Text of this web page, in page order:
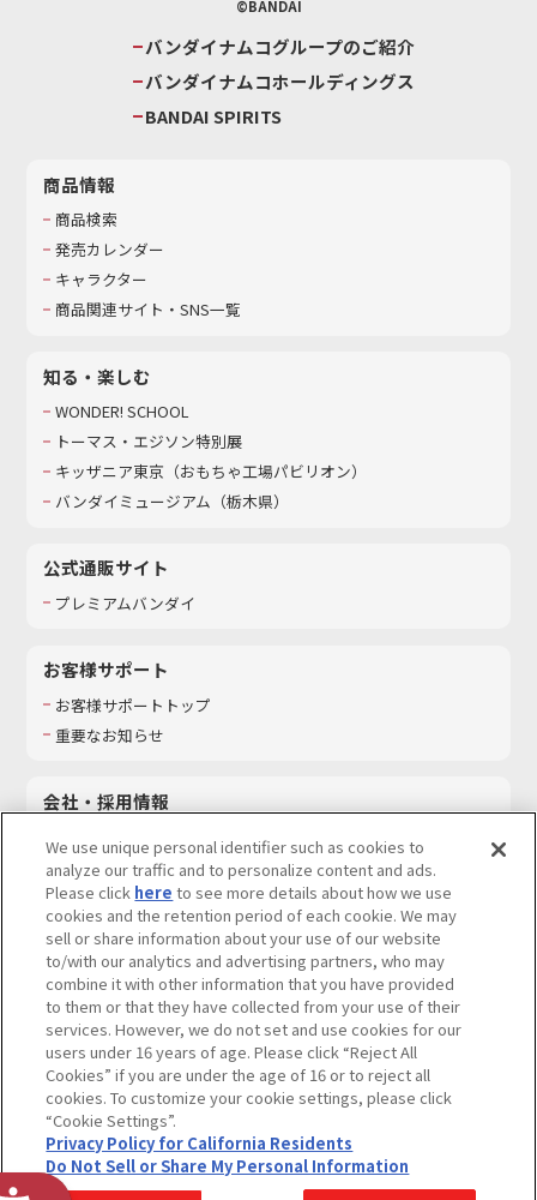
©BANDAI
バンダイナムコグループのご紹介
バンダイナムコホールディングス
BANDAI SPIRITS
商品情報
商品検索
発売カレンダー
キャラクター
商品関連サイト・SNS一覧
知る・楽しむ
WONDER! SCHOOL
トーマス・エジソン特別展
キッザニア東京（おもちゃ工場パビリオン）​
バンダイミュージアム（栃木県）
公式通販サイト
プレミアムバンダイ
お客様サポート
お客様サポートトップ
重要なお知らせ
会社・採用情報
採用情報
サステナビリティ
お問い合わせ
ウェブサイトご利用条件 ソーシャルメディアポリシー
個人情報及び特定個人情報等の取り扱いに関する保護方針
Do Not Sell or Share My Personal Information著作権・商標について
カスタマーハラスメントに対する基本的な対応方針
We use unique personal identifier such as cookies to
analyze our traffic and to personalize content and ads.
Please click here to see more details about how we use
cookies and the retention period of each cookie. We may
sell or share information about your use of our website
to/with our analytics and advertising partners, who may
combine it with other information that you have provided
to them or that they have collected from your use of their
services. However, we do not set and use cookies for our
users under 16 years of age. Please click “Reject All
Cookies” if you are under the age of 16 or to reject all
cookies. To customize your cookie settings, please click
“Cookie Settings”.
Privacy Policy for California Residents
Do Not Sell or Share My Personal Information